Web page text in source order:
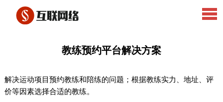
教练预约平台解决方案
解决运动项目预约教练和陪练的问题；根据教练实力、地址、评
价等因素选择合适的教练。